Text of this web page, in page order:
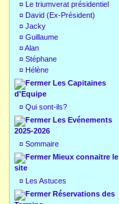
¤ Le triumverat présidentiel
¤ David (Ex-Président)
¤ Jacky
¤ Guillaume
¤Alan
¤ Stéphane
¤ Hélène
Les Capitaines
d'Equipe
¤ Qui sont-ils?
Les Evénements
2025-2026
¤ Sommaire
Mieux connaitre le
site
¤ Les Astuces
Réservations des